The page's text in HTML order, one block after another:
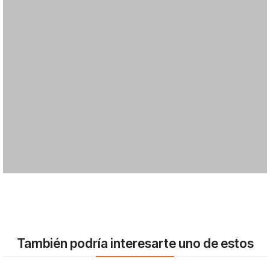
También podría interesarte uno de estos